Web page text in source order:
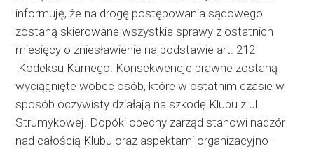
informuję, że na drogę postępowania sądowego
zostaną skierowane wszystkie sprawy z ostatnich
miesięcy o zniesławienie na podstawie art. 212
Kodeksu Karnego. Konsekwencje prawne zostaną
wyciągnięte wobec osób, które w ostatnim czasie w
sposób oczywisty działają na szkodę Klubu z ul.
Strumykowej. Dopóki obecny zarząd stanowi nadzór
nad całością Klubu oraz aspektami organizacyjno-